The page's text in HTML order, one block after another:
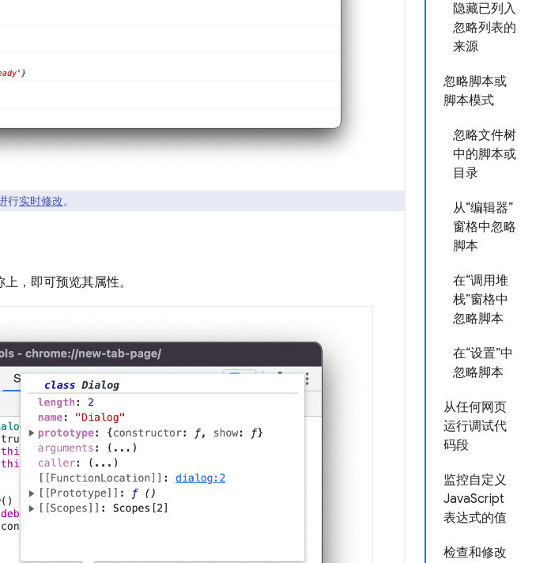
隐藏已列入
忽略列表的
来源
忽略脚本或
脚本模式
忽略文件树
中的脚本或
目录
从“编辑器”
窗格中忽略
脚本
在“调用堆
栈”窗格中
忽略脚本
在“设置”中
忽略脚本
从任何网页
运行调试代
码段
监控自定义
JavaScript
表达式的值
检查和修改
行实时修改。
，即可预览其属性。